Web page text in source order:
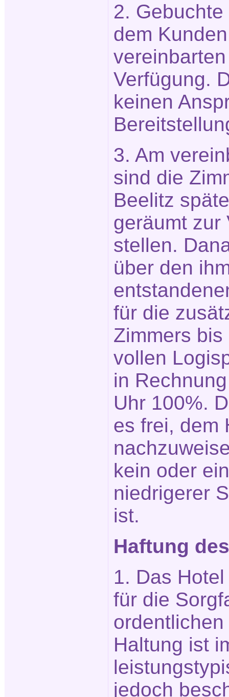
2.
dem
Verfügung.
keinen
3. Am
sind die
Beelitz
geräumt zur
stellen.
über den
für die
Zimmers
vollen
in
Uhr 100%.
es frei, dem
kein oder
niedrigerer
ist.
Haftung
1. Das
für die
Haltung ist
jedoch